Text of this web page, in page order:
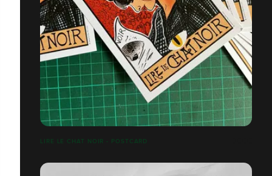
LIRE LE CHAT NOIR - POSTCARD